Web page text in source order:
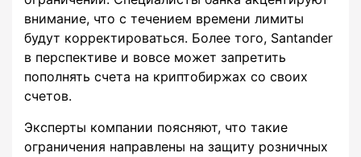
внимание, что с течением времени лимиты
будут корректироваться. Более того, Santander
в перспективе и вовсе может запретить
пополнять счета на криптобиржах со своих
счетов.
Эксперты компании поясняют, что такие
ограничения направлены на защиту розничных